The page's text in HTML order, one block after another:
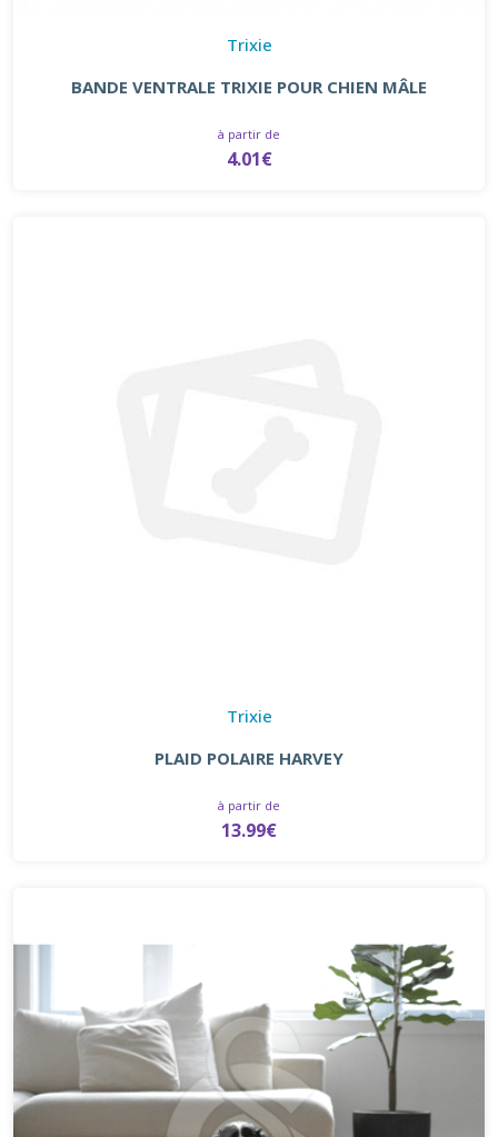
Trixie
BANDE VENTRALE TRIXIE POUR CHIEN MÂLE
à partir de
4.01€
Trixie
PLAID POLAIRE HARVEY
à partir de
13.99€